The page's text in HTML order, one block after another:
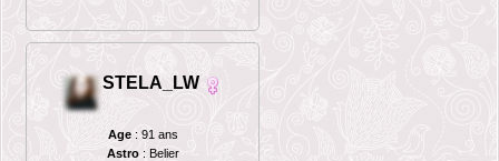
STELA_LW
Age: 91 ans
Astro: Belier